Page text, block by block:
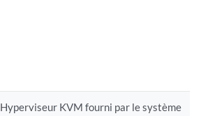
Hyperviseur KVM fourni par le système